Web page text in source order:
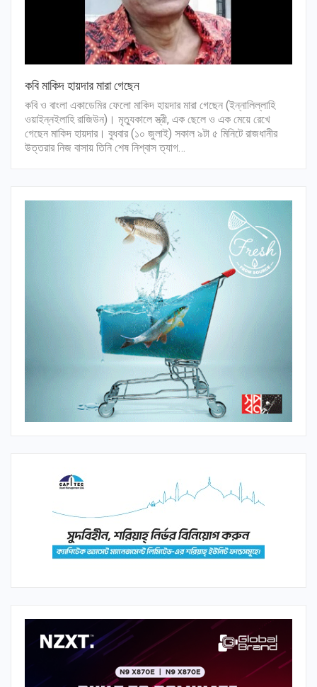
কবি মাকিদ হায়দার মারা গেছেন
কবি ও বাংলা একাডেমির ফেলো মাকিদ হায়দার মারা গেছেন (ইন্নালিল্লাহি
ওয়াইন্নইলাহি রাজিউন)। মৃত্যুকালে স্ত্রী, এক ছেলে ও এক মেয়ে রেখে
গেছেন মাকিদ হায়দার। বুধবার (১০ জুলাই) সকাল ৯টা ৫ মিনিটে রাজধানীর
উত্তরার নিজ বাসায় তিনি শেষ নিশ্বাস ত্যাগ…